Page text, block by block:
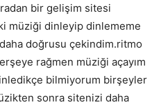
bir gelişim sitesi
müziği dinleyip dinlememe
doğrusu çekindim.ritmo
rağmen müziği açayım
bilmiyorum birşeyler
sonra sitenizi daha